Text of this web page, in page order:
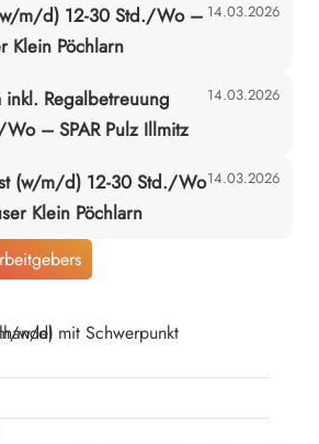
m/d) 12-30 Std./Wo –
Klein Pöchlarn
14.03.2026
inkl. Regalbetreuung
– SPAR Pulz Illmitz
14.03.2026
(w/m/d) 12-30 Std./Wo
Klein Pöchlarn
14.03.2026